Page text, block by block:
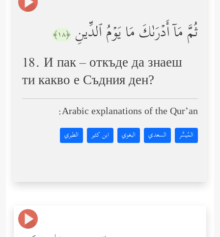
ثُمَّ مَاۤ أَدۡرَىٰكَ مَا یَوۡمُ ٱلدِّینِ ﴿١٨﴾
18. И пак – откъде да знаеш
ти какво е Съдния ден?
Arabic explanations of the Qur’an:
المُيسَّر السعدي البغوي ابن كثير الطبري